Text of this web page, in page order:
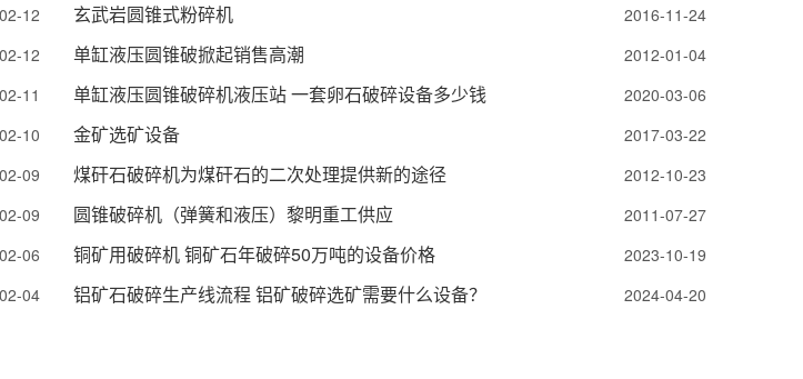
12
12
11
10
09
09
06
04
2016-11-24
玄武岩圆锥式粉碎机
2012-01-04
单缸液压圆锥破掀起销售高潮
2020-03-06
单缸液压圆锥破碎机液压站 一套卵石破碎设备多少钱
2017-03-22
金矿选矿设备
2012-10-23
煤矸石破碎机为煤矸石的二次处理提供新的途径
2011-07-27
圆锥破碎机（弹簧和液压）黎明重工供应
2023-10-19
铜矿用破碎机 铜矿石年破碎50万吨的设备价格
2024-04-20
铝矿石破碎生产线流程 铝矿破碎选矿需要什么设备？